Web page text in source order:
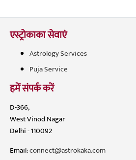
एस्ट्रोकाका सेवाएं
Astrology Services
Puja Service
हमें संपर्क करें
D-366,
West Vinod Nagar
Delhi - 110092
Email:connect@astrokaka.com